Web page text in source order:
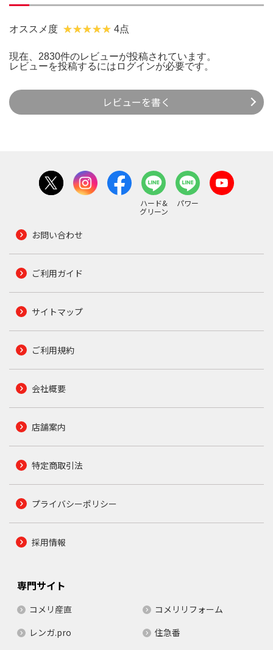
オススメ度 4点
現在、2830件のレビューが投稿されています。
レビューを投稿するには ログインが必要です。
レビューを書く
ハード&
グリーン
パワー
お問い合わせ
ご利用ガイド
サイトマップ
ご利用規約
会社概要
店舗案内
特定商取引法
プライバシーポリシー
採用情報
専門サイト
コメリ産直
コメリリフォーム
レンガ.pro
住急番